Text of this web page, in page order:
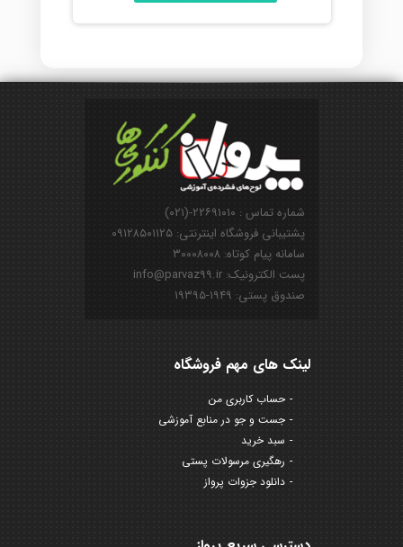
شماره تماس : ۲۲۶۹۱۰۱۰-(۰۲۱)
پشتیبانی فروشگاه اینترنتی: ۰۹۱۲۸۵۰۱۱۲۵
سامانه پیام کوتاه: ۳۰۰۰۸۰۰۸
پست الکترونیک: info@parvaz99.ir
صندوق پستی: ۱۹۴۹-۱۹۳۹۵
لینک های مهم فروشگاه
حساب کاربری من
جست و جو در منابع آموزشی
سبد خرید
رهگیری مرسولات پستی
دانلود جزوات پرواز